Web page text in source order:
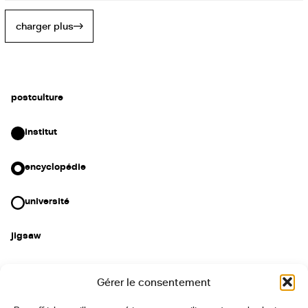
Gérer le consentement
charger plus
postculture
institut
encyclopédie
université
jigsaw
institut@postculture.org